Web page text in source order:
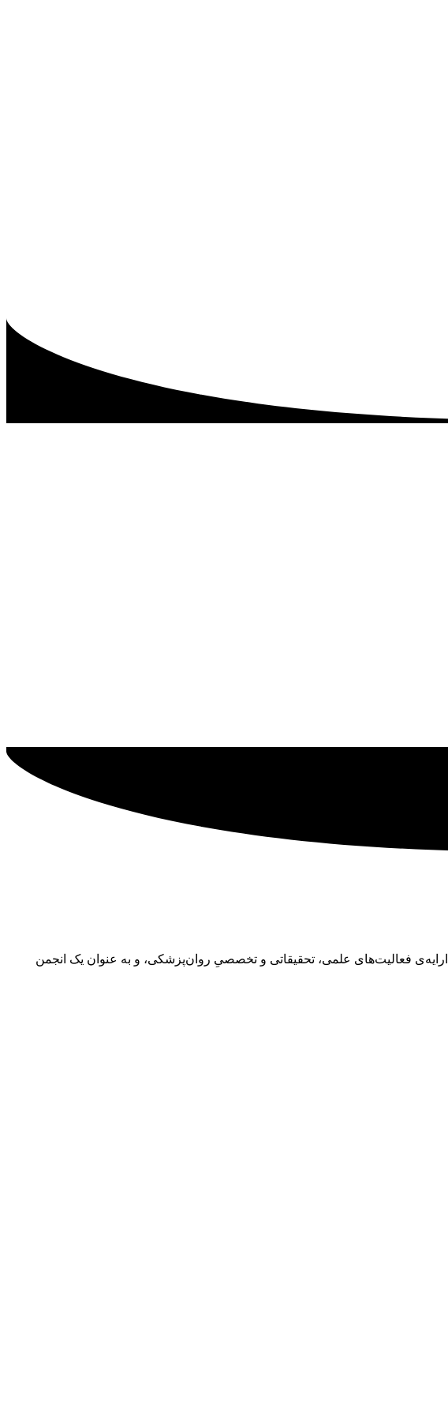
ایران باهدف ارایه‌ی فعالیت‌های علمی، تحقیقاتی و تخصصیِ روان‌پزشکی، و به عنوان یک انجمن